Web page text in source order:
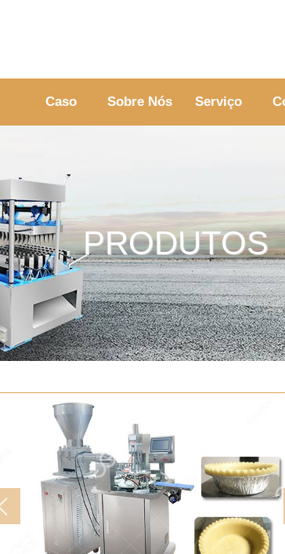
Caso Sobre Nós Serviço
PRODUTOS